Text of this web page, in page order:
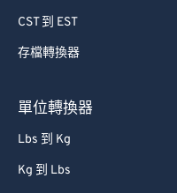
CST 到 EST
存檔轉換器
單位轉換器
Lbs 到 Kg
Kg 到 Lbs